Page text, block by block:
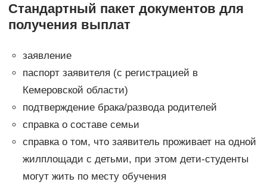
Стандартный пакет документов для
получения выплат
заявление
паспорт заявителя (с регистрацией в
Кемеровской области)
подтверждение брака/развода родителей
справка о составе семьи
справка о том, что заявитель проживает на одной
жилплощади с детьми, при этом дети-студенты
могут жить по месту обучения